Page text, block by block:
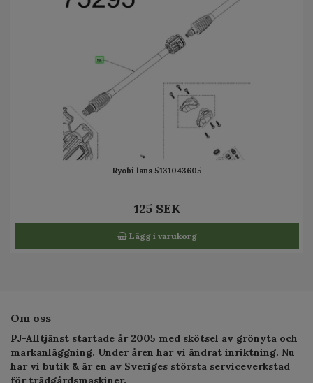
Ryobi lans 5131043605
125 SEK
Lägg i varukorg
Om oss
PJ-Alltjänst startade år 2005 med skötsel av grönyta och
markanläggning. Under åren har vi ändrat inriktning. Nu
har vi butik & är en av Sveriges största serviceverkstad
för trädgårdsmaskiner.